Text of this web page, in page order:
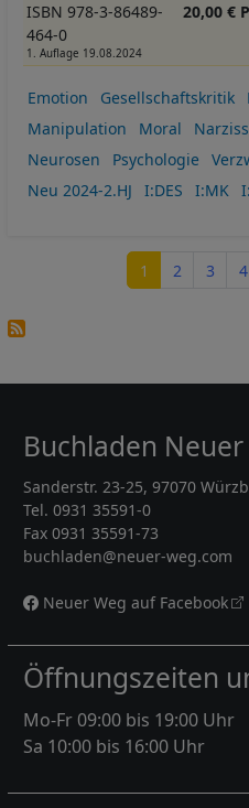
ISBN 978-3-86489-
464-0
1. Auflage 19.08.2024
20,00 €
Emotion Gesellschaftskritik
Manipulation
Moral
Neurosen
Psychologie
Neu 2024-2.HJ
I:DES I:MK
Seite
1 Seite
2 Seite
3 4
Buchladen Neuer
Sanderstr. 23-25, 97070
Tel. 0931 35591-0
Fax 0931 35591-73
buchladen@neuer-weg.com
Neuer Weg auf Facebook
Öffnungszeiten
Mo-Fr 09:00 bis 19:00 Uhr
Sa 10:00 bis 16:00 Uhr